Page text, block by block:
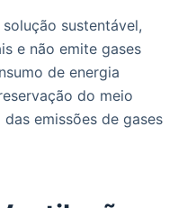
sustentável,
e não emite gases
de energia
do meio
emissões de gases